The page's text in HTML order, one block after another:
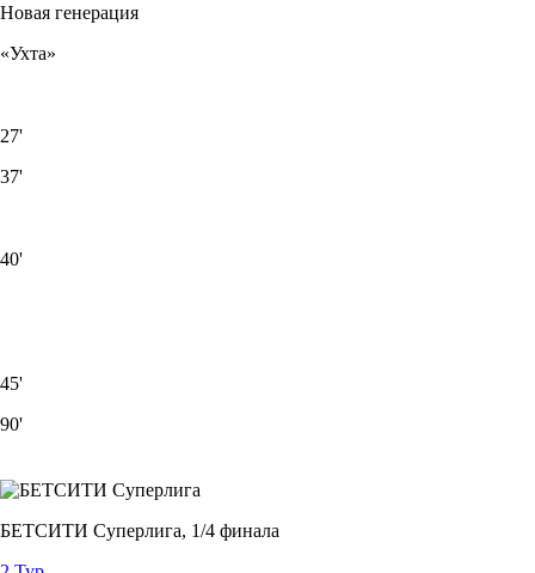
Новая генерация
«Ухта»
27'
37'
40'
45'
90'
БЕТСИТИ Суперлига, 1/4 финала